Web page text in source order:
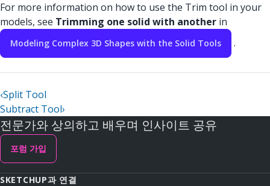
For more information on how to use the Trim tool in your
models, see Trimming one solid with another in
Modeling Complex 3D Shapes with the Solid Tools .
‹Split Tool
Subtract Tool›
전문가와 상의하고 배우며 인사이트 공유
포럼 가입
SKETCHUP과 연결